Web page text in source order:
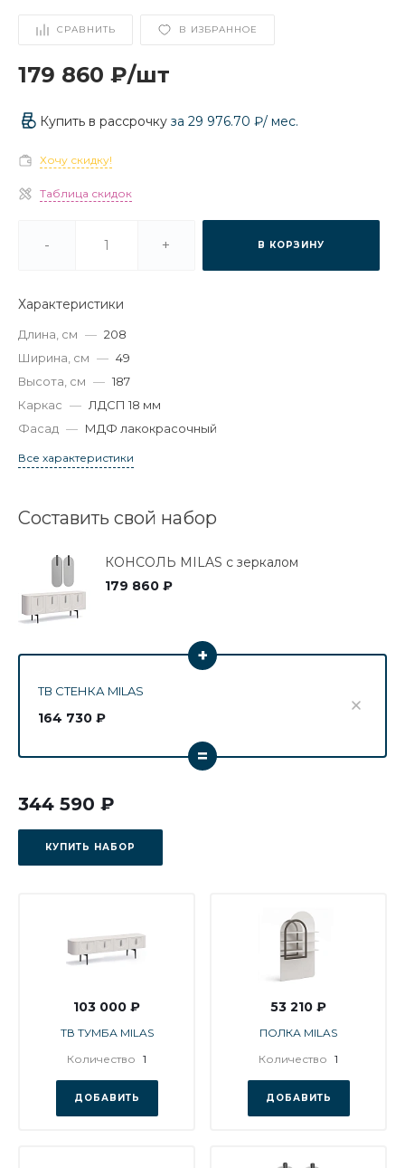
СРАВНИТЬ В ИЗБРАННОЕ
179 860 ₽/шт
Купить в рассрочку за 29 976.70 ₽/ мес.
Хочу скидку!
Таблица скидок
- + В КОРЗИНУ
Характеристики
Длина, см — 208
Ширина, см — 49
Высота, см — 187
Каркас — ЛДСП 18 мм
Фасад — МДФ лакокрасочный
Все характеристики
Составить свой набор
КОНСОЛЬ MILAS с зеркалом
179 860 ₽
ТВ СТЕНКА MILAS
164 730 ₽
+
=
344 590 ₽
КУПИТЬ НАБОР
103 000 ₽
ТВ ТУМБА MILAS
Количество 1
ДОБАВИТЬ
53 210 ₽
ПОЛКА MILAS
Количество 1
ДОБАВИТЬ